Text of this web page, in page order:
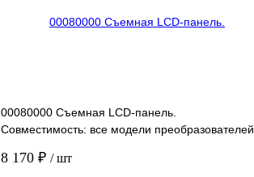
00080000 Съемная LCD-панель.
Совместимость: все модели преобразователей
8 170 ₽ / шт